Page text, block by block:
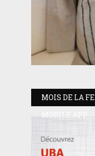
MOIS DE LA
MOBILE APP